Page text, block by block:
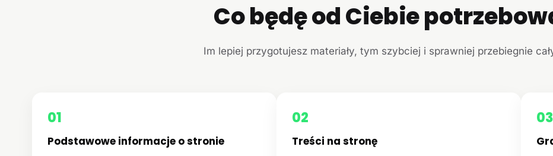
Co będę od Ciebie
Im lepiej przygotujesz materiały, tym szybciej i sprawniej przebiegnie
01
Podstawowe informacje o stronie
02
Treści na stronę
03